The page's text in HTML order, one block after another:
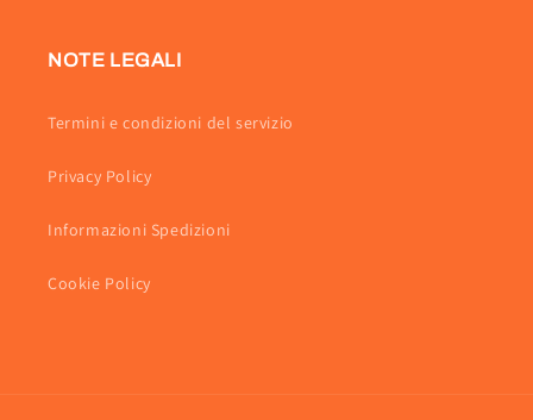
NOTE LEGALI
Termini e condizioni del servizio
Privacy Policy
Informazioni Spedizioni
Cookie Policy